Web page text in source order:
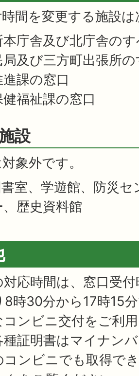
間を変更する施設
本庁舎及び北庁舎の
局及び三方町出張所
進課の窓口
福祉課の窓口
設
象外です。
室、学遊館、防災
歴史資料館
対応時間は、窓口受
8時30分から17時15
コンビニ交付をご利
種証明書はマイナン
コンビニでも取得で